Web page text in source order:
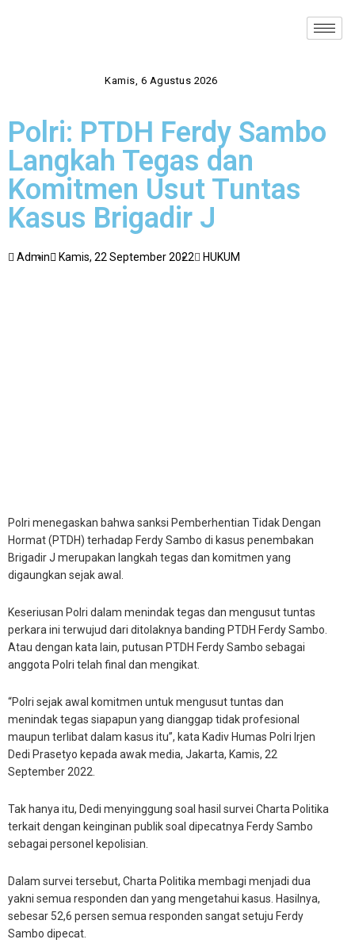
Kamis, 6 Agustus 2026
Polri: PTDH Ferdy Sambo
Langkah Tegas dan
Komitmen Usut Tuntas
Kasus Brigadir J
Admin Kamis, 22 September 2022 HUKUM
Polri menegaskan bahwa sanksi Pemberhentian Tidak Dengan
Hormat (PTDH) terhadap Ferdy Sambo di kasus penembakan
Brigadir J merupakan langkah tegas dan komitmen yang
digaungkan sejak awal.
Keseriusan Polri dalam menindak tegas dan mengusut tuntas
perkara ini terwujud dari ditolaknya banding PTDH Ferdy Sambo.
Atau dengan kata lain, putusan PTDH Ferdy Sambo sebagai
anggota Polri telah final dan mengikat.
“Polri sejak awal komitmen untuk mengusut tuntas dan
menindak tegas siapapun yang dianggap tidak profesional
maupun terlibat dalam kasus itu”, kata Kadiv Humas Polri Irjen
Dedi Prasetyo kepada awak media, Jakarta, Kamis, 22
September 2022.
Tak hanya itu, Dedi menyinggung soal hasil survei Charta Politika
terkait dengan keinginan publik soal dipecatnya Ferdy Sambo
sebagai personel kepolisian.
Dalam survei tersebut, Charta Politika membagi menjadi dua
yakni semua responden dan yang mengetahui kasus. Hasilnya,
sebesar 52,6 persen semua responden sangat setuju Ferdy
Sambo dipecat.